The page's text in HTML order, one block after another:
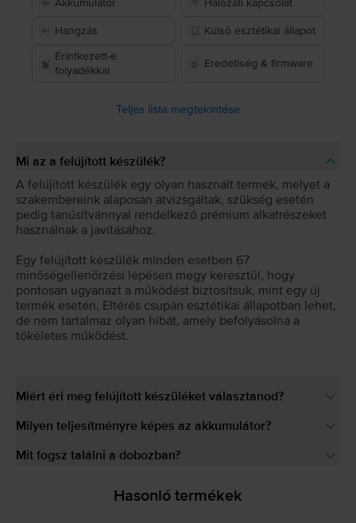
Hangzás
Külső esztétikai állapot
Érintkezett-e
folyadékkal
Eredetiség & firmware
Teljes lista megtekintése
Mi az a felújított készülék?
A felújított készülék egy olyan használt termék, melyet a
szakembereink alaposan átvizsgáltak, szükség esetén
pedig tanúsítvánnyal rendelkező prémium alkatrészeket
használnak a javításához.
Egy felújított készülék minden esetben 67
minőségellenőrzési lépésen megy keresztül, hogy
pontosan ugyanazt a működést biztosítsuk, mint egy új
termék esetén. Eltérés csupán esztétikai állapotban lehet,
de nem tartalmaz olyan hibát, amely befolyásolná a
tökéletes működést.
Miért éri meg felújított készüléket választanod?
Milyen teljesítményre képes az akkumulátor?
Mit fogsz találni a dobozban?
Hasonló termékek